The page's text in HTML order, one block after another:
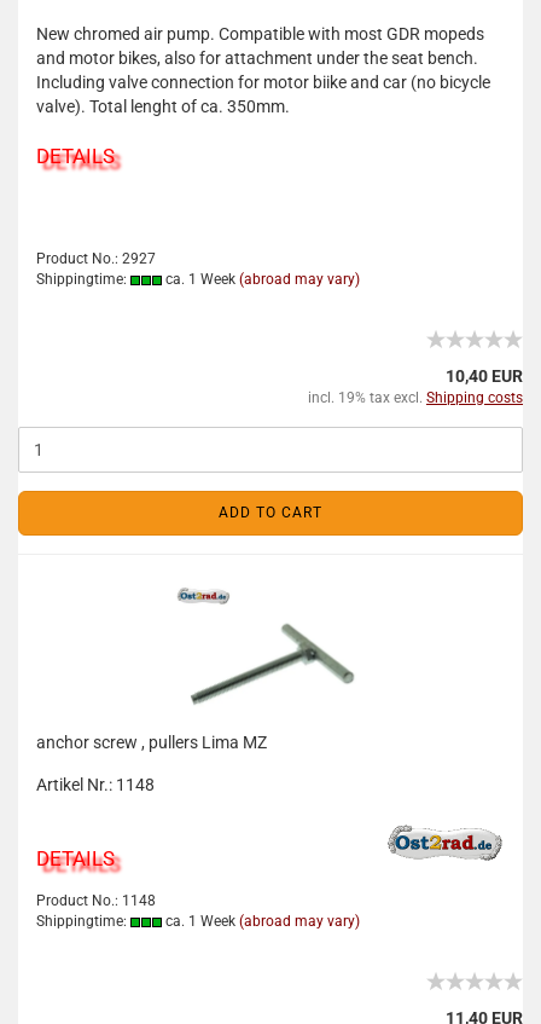
New chromed air pump. Compatible with most GDR mopeds
and motor bikes, also for attachment under the seat bench.
Including valve connection for motor biike and car (no bicycle
valve). Total lenght of ca. 350mm.
DETAILS
Product No.: 2927
Shippingtime:
ca. 1 Week (abroad may vary)
10,40 EUR
incl. 19% tax excl. Shipping costs
ADD TO CART
anchor screw , pullers Lima MZ
Artikel Nr.: 1148
DETAILS
Product No.: 1148
Shippingtime:
ca. 1 Week (abroad may vary)
11,40 EUR